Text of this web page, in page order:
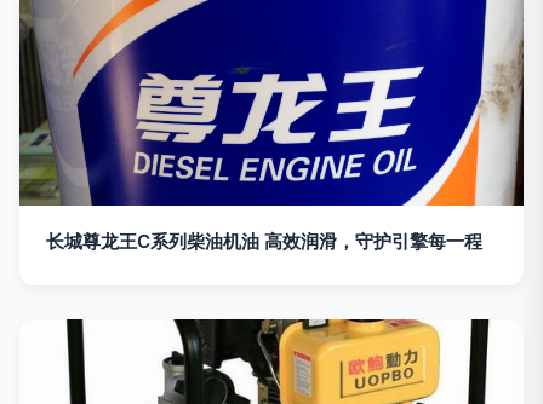
长城尊龙王C系列柴油机油 高效润滑，守护引擎每一程